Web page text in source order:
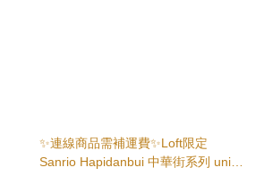
✨連線商品需補運費✨Loft限定
Sanrio Hapidanbui 中華街系列 uni-